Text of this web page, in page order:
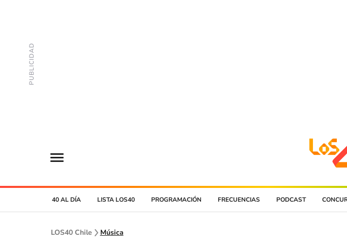
40 AL DÍA LISTA LOS40 PROGRAMACIÓN FRECUENCIAS PODCAST
LOS40 Chile Música